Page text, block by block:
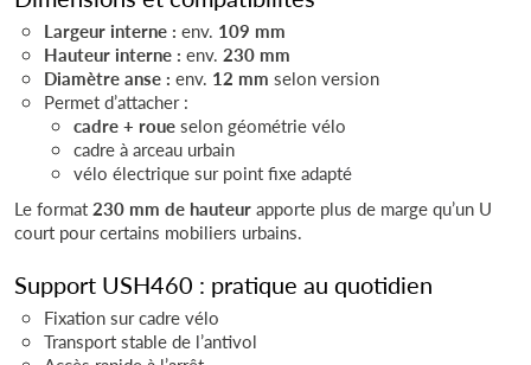
Largeur interne : env. 109 mm
Hauteur interne : env. 230 mm
Diamètre anse : env. 12 mm selon version
Permet d’attacher :
cadre + roueselon géométrie vélo
cadre à arceau urbain
vélo électrique sur point fixe adapté
Le format230 mm de hauteurapporte plus de marge qu’un U
court pour certains mobiliers urbains.
Support USH460 : pratique au quotidien
Fixation sur cadre vélo
Transport stable de l’antivol